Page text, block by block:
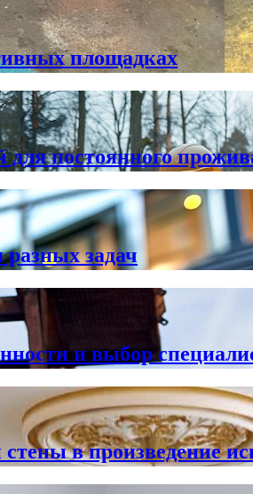
площадках
для постоянного
задач
и выбор
в произведение